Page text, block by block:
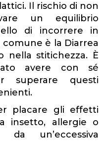
Il rischio di non
un equilibrio
di incorrere in
è la Diarrea
nella stitichezza. È
avere con sé
superare questi
placare gli effetti
insetto, allergie o
da un’eccessiva